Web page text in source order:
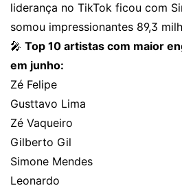
liderança no TikTok ficou com
somou impressionantes 89,3
🎤 Top 10 artistas com maior
em junho:
Zé Felipe
Gusttavo Lima
Zé Vaqueiro
Gilberto Gil
Simone Mendes
Leonardo